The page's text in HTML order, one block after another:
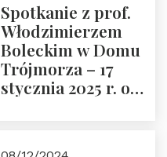
Spotkanie z prof.
Włodzimierzem
Boleckim w Domu
Trójmorza – 17
stycznia 2025 r. o